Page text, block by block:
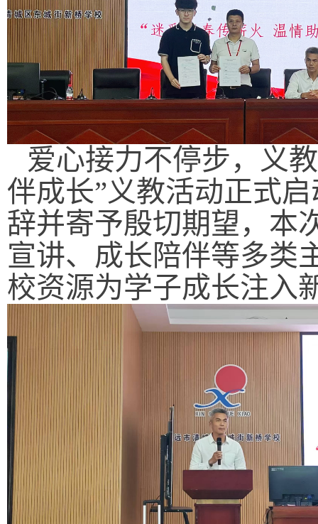
爱心接力不停步，义
伴成长”义教活动正式
辞并寄予殷切期望，本
宣讲、成长陪伴等多类
校资源为学子成长注入